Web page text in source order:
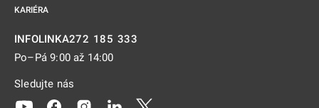
KARIÉRA
INFOLINKA272 185 333
Po–Pá 9:00 až 14:00
Sledujte nás
Odkaz se otevře na nové kartě
Odkaz se otevře na nové kartě
Odkaz se otevře na nové kartě
Odkaz se otevře na nové kartě